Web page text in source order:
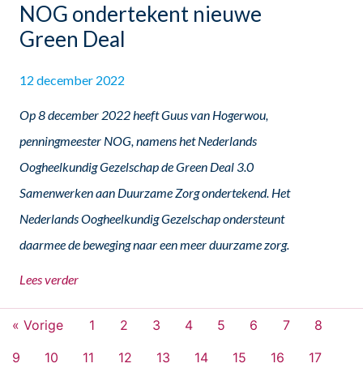
NOG ondertekent nieuwe
Green Deal
12 december 2022
Op 8 december 2022 heeft Guus van Hogerwou,
penningmeester NOG, namens het Nederlands
Oogheelkundig Gezelschap de Green Deal 3.0
Samenwerken aan Duurzame Zorg ondertekend. Het
Nederlands Oogheelkundig Gezelschap ondersteunt
daarmee de beweging naar een meer duurzame zorg.
Lees verder
« Vorige 1 2 3 4 5 6 7
8
9
10 11 12 13 14 15 16
17